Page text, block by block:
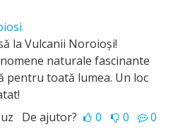
la Vulcanii Noroioși!
naturale fascinante
pentru toată lumea. Un loc
De ajutor? 0 0 0